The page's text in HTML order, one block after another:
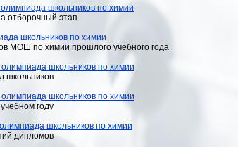
олимпиада школьников по химии
отборочный этап
школьников по химии
МОШ по химии прошлого учебного года
олимпиада школьников по химии
школьников
олимпиада школьников по химии
году
школьников по химии
дипломов